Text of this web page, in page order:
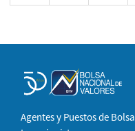
Agentes y Puestos de Bolsa